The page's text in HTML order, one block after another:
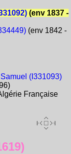
(env 1837 -
(env 1842 -
(I331093)
Française